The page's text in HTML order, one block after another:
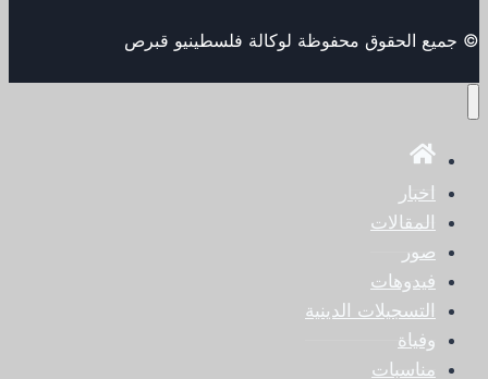
© جميع الحقوق محفوظة لوكالة فلسطينيو قبرص
اخبار
المقالات
صور
فيدوهات
التسجيلات الدينية
وفياة
مناسبات